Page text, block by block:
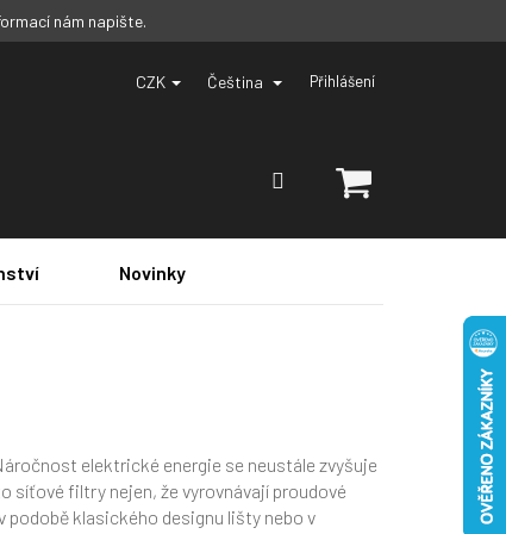
nám napište.
CZK Čeština Přihlášení
KOŠÍK
Novinky
elektrické energie se neustále zvyšuje
síťové filtry nejen, že vyrovnávají proudové
klasického designu lišty nebo v